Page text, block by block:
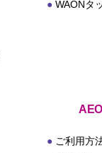
WAONタ
ご利用方